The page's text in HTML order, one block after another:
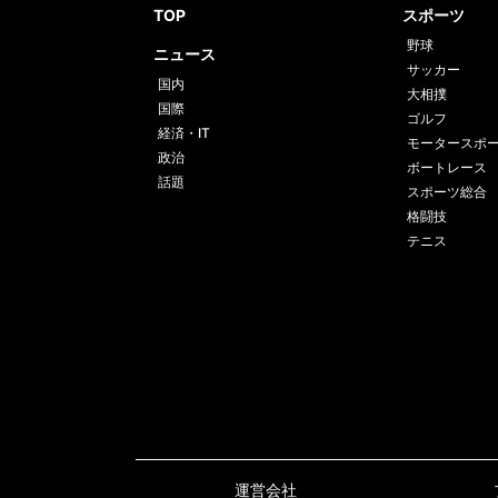
TOP
ニュース
国内
国際
経済・IT
政治
話題
スポーツ
野球
サッカー
大相撲
ゴルフ
モータースポ
ボートレース
スポーツ総合
格闘技
テニス
運営会社